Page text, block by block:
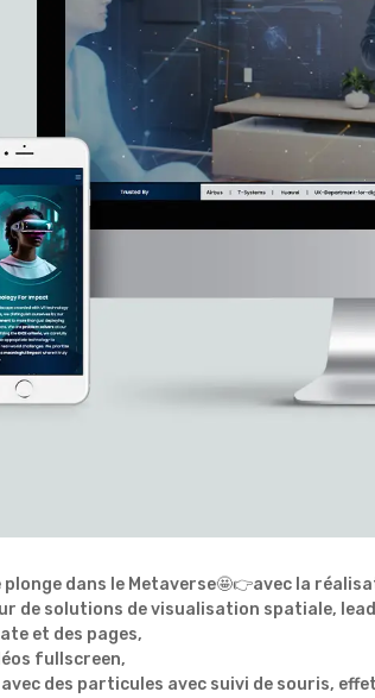
plonge dans le Metaverse🤩👉avec la
de solutions de visualisation spatiale,
et des pages,
fullscreen,
des particules avec suivi de souris,